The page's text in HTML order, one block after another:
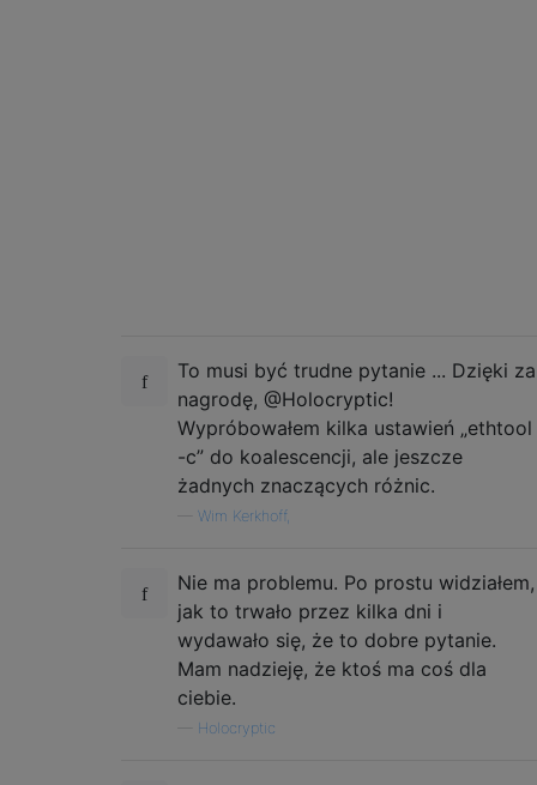
To musi być trudne pytanie ... Dzięki za
nagrodę, @Holocryptic!
Wypróbowałem kilka ustawień „ethtool
-c” do koalescencji, ale jeszcze
żadnych znaczących różnic.
Wim Kerkhoff,
Nie ma problemu. Po prostu widziałem,
jak to trwało przez kilka dni i
wydawało się, że to dobre pytanie.
Mam nadzieję, że ktoś ma coś dla
ciebie.
Holocryptic